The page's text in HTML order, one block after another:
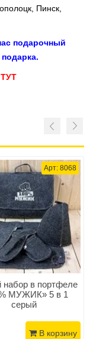
Пинск,
подарочный
ТУТ
Арт: 8068
набор в портфеле
МУЖИК» 5 в 1
серый
В корзину